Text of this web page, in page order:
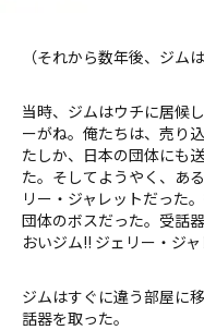
（それから数年後、ジム
当時、ジムはウチに居候
ーがね。俺たちは、売り
たしか、日本の団体にも
た。そしてようやく、あ
リー・ジャレットだった
団体のボスだった。受話
おいジム!! ジェリー・ジ
ジムはすぐに違う部屋に
話器を取った。